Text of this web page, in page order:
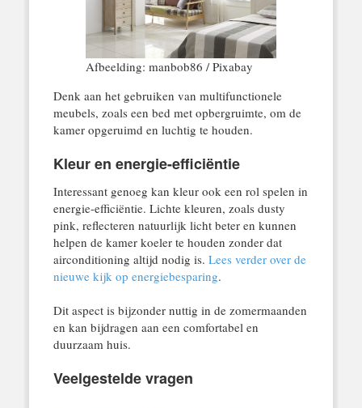
Afbeelding: manbob86 / Pixabay
Denk aan het gebruiken van multifunctionele
meubels, zoals een bed met opbergruimte, om de
kamer opgeruimd en luchtig te houden.
Kleur en energie-efficiëntie
Interessant genoeg kan kleur ook een rol spelen in
energie-efficiëntie. Lichte kleuren, zoals dusty
pink, reflecteren natuurlijk licht beter en kunnen
helpen de kamer koeler te houden zonder dat
airconditioning altijd nodig is. Lees verder over de
nieuwe kijk op energiebesparing.
Dit aspect is bijzonder nuttig in de zomermaanden
en kan bijdragen aan een comfortabel en
duurzaam huis.
Veelgestelde vragen